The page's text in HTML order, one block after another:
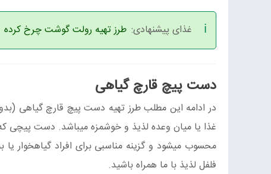
غذای پیشنهادی: طرز تهیه رولت گوشت چرخ کرده
دست پیچ قارچ گیاهی
در ادامه این مطلب طرز تهیه دست پیچ قارچ گیاهی
غذا یا میان وعده لذیذ و خوشمزه میباشد. دست پیچی
محسوب میشود و گزینه مناسبی برای افراد گیاهخوار
فلفل لذیذ با ما همراه باشید.